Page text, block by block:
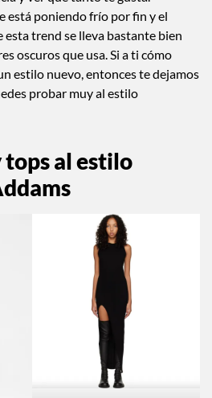
está poniendo frío por fin y el
esta trend se lleva bastante bien
oscuros que usa. Si a ti cómo
estilo nuevo, entonces te dejamos
probar muy al estilo
tops al estilo